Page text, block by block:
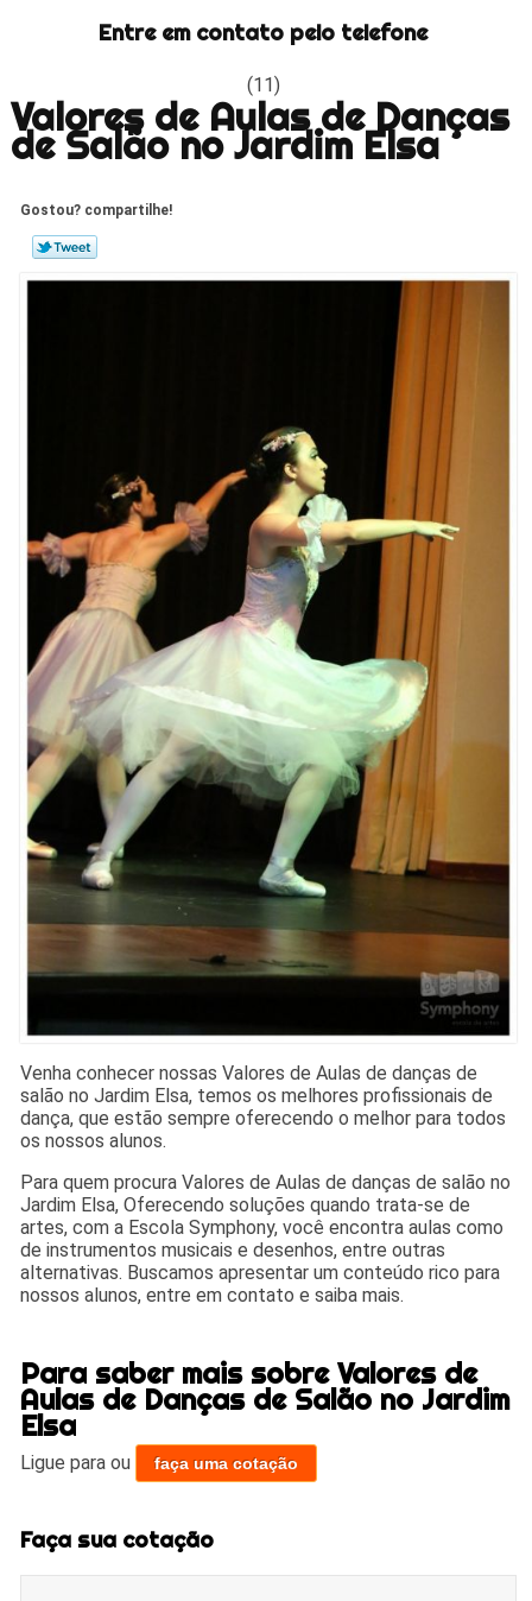
Entre em contato pelo telefone
(11)
Valores de Aulas de Danças
de Salão no Jardim Elsa
Gostou? compartilhe!
Venha conhecer nossas Valores de Aulas de danças de
salão no Jardim Elsa, temos os melhores profissionais de
dança, que estão sempre oferecendo o melhor para todos
os nossos alunos.
Para quem procura Valores de Aulas de danças de salão no
Jardim Elsa, Oferecendo soluções quando trata-se de
artes, com a Escola Symphony, você encontra aulas como
de instrumentos musicais e desenhos, entre outras
alternativas. Buscamos apresentar um conteúdo rico para
nossos alunos, entre em contato e saiba mais.
Para saber mais sobre Valores de
Aulas de Danças de Salão no Jardim
Elsa
Ligue paraou faça uma cotação
Faça sua cotação